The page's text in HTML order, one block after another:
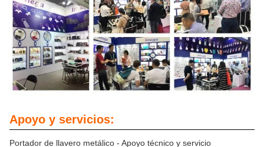
Apoyo y servicios:
Portador de llavero metálico - Apoyo técnico y servicio